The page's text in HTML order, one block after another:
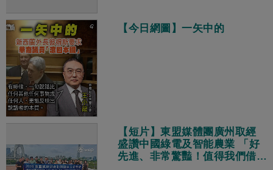
【今日網圖】一矢中的
【短片】東盟媒體團廣州取經
盛讚中國綠電及智能農業 「好
先進、非常驚豔！值得我們借鑑